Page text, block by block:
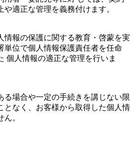
適正な管理を義務付けます。
情報の保護に関する教育・啓蒙を実
単位で個人情報保護責任者を任命
個人情報の適正な管理を行いま
る場合や一定の手続きを講じない限
となく、お客様から取得した個人情
。